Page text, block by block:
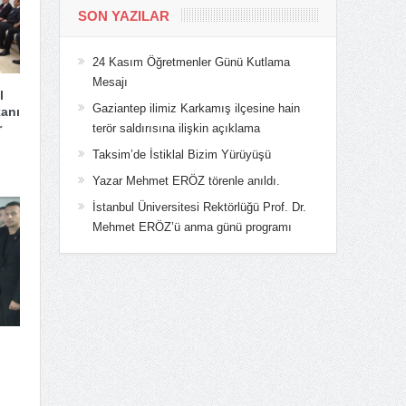
SON YAZILAR
24 Kasım Öğretmenler Günü Kutlama
Mesajı
Gaziantep ilimiz Karkamış ilçesine hain
terör saldırısına ilişkin açıklama
Taksim’de İstiklal Bizim Yürüyüşü
Yazar Mehmet ERÖZ törenle anıldı.
İstanbul Üniversitesi Rektörlüğü Prof. Dr.
Mehmet ERÖZ’ü anma günü programı